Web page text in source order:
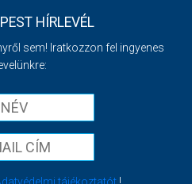
HÍRLEVÉL
sem! Iratkozzon fel ingyenes
tájékoztatót!